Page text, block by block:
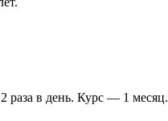
раза в день. Курс — 1 месяц.